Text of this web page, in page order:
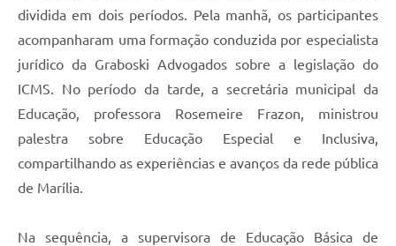
dividida em dois períodos. Pela manhã, os participantes
acompanharam uma formação conduzida por especialista
jurídico da Graboski Advogados sobre a legislação do
ICMS. No período da tarde, a secretária municipal da
Educação, professora Rosemeire Frazon, ministrou
palestra sobre Educação Especial e Inclusiva,
compartilhando as experiências e avanços da rede pública
de Marília.
Na sequência, a supervisora de Educação Básica de